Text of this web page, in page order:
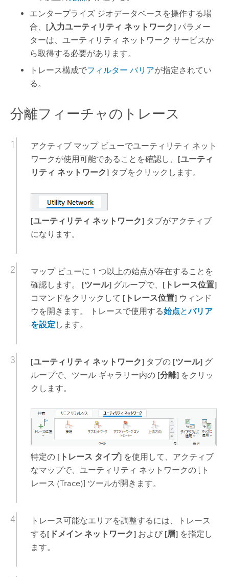
エンタープライズ ジオデータベースを操作する場
合、 [入力ユーティリティ ネットワーク] パラメー
ターは、ユーティリティ ネットワーク サービスか
ら取得する必要があります。
トレース構成でフィルター バリアが指定されてい
る。
分離フィーチャのトレース
アクティブ マップ ビューでユーティリティ ネット
ワークが使用可能であることを確認し、 [ユーティ
リティ ネットワーク]タブをクリックします。
[ユーティリティ ネットワーク]タブがアクティブ
になります。
マップ ビューに 1 つ以上の始点が存在することを
確認します。 [ツール]グループで、 [トレース位置]
コマンドをクリックして [トレース位置]ウィンド
ウを開きます。 トレースで使用する始点とバリア
を設定 します。
[ユーティリティ ネットワーク]タブの [ツール]グ
ループで、ツール ギャラリー内の [分離]をクリッ
クします。
特定の [トレース タイプ]を使用して、アクティブ
なマップで、ユーティリティ ネットワークの [ト
レース (Trace)] ツールが開きます。
トレース可能なエリアを調整するには、トレース
する[ドメイン ネットワーク]および [層]を指定し
ます。